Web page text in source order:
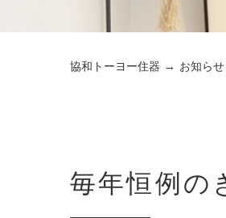
協和トーヨー住器 お知ら
毎年恒例の